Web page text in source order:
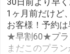
1ヶ月前だけど
お客様！予約は
★早割60★プラ
まだこのプラン